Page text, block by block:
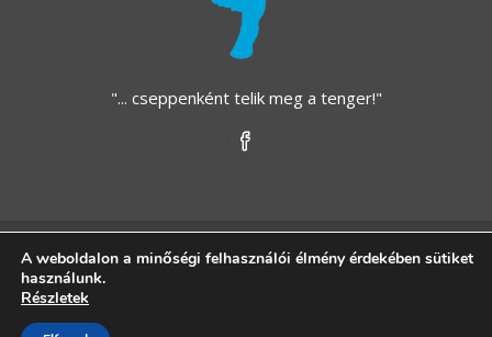
"... cseppenként telik meg a tenger!"
Copyright © 2021 - Kék Madár Alapítvány - Közhasznú
A weboldalon a minőségi felhasználói élmény érdekében sütiket
használunk.
Részletek